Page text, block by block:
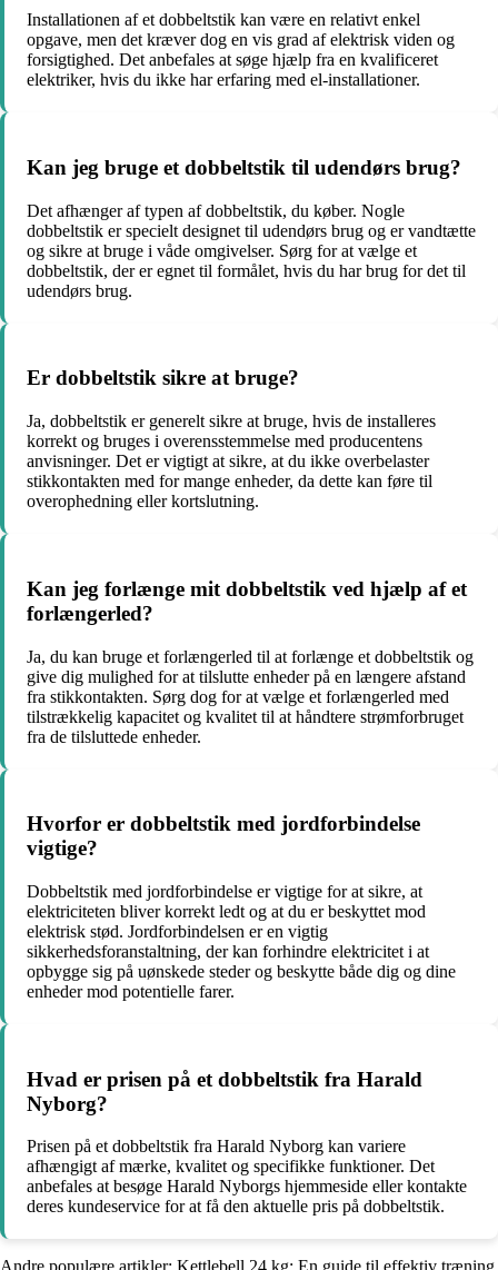
Installationen af et dobbeltstik kan være en relativt enkel
opgave, men det kræver dog en vis grad af elektrisk viden og
forsigtighed. Det anbefales at søge hjælp fra en kvalificeret
elektriker, hvis du ikke har erfaring med el-installationer.
Kan jeg bruge et dobbeltstik til udendørs brug?
Det afhænger af typen af dobbeltstik, du køber. Nogle
dobbeltstik er specielt designet til udendørs brug og er vandtætte
og sikre at bruge i våde omgivelser. Sørg for at vælge et
dobbeltstik, der er egnet til formålet, hvis du har brug for det til
udendørs brug.
Er dobbeltstik sikre at bruge?
Ja, dobbeltstik er generelt sikre at bruge, hvis de installeres
korrekt og bruges i overensstemmelse med producentens
anvisninger. Det er vigtigt at sikre, at du ikke overbelaster
stikkontakten med for mange enheder, da dette kan føre til
overophedning eller kortslutning.
Kan jeg forlænge mit dobbeltstik ved hjælp af et
forlængerled?
Ja, du kan bruge et forlængerled til at forlænge et dobbeltstik og
give dig mulighed for at tilslutte enheder på en længere afstand
fra stikkontakten. Sørg dog for at vælge et forlængerled med
tilstrækkelig kapacitet og kvalitet til at håndtere strømforbruget
fra de tilsluttede enheder.
Hvorfor er dobbeltstik med jordforbindelse
vigtige?
Dobbeltstik med jordforbindelse er vigtige for at sikre, at
elektriciteten bliver korrekt ledt og at du er beskyttet mod
elektrisk stød. Jordforbindelsen er en vigtig
sikkerhedsforanstaltning, der kan forhindre elektricitet i at
opbygge sig på uønskede steder og beskytte både dig og dine
enheder mod potentielle farer.
Hvad er prisen på et dobbeltstik fra Harald
Nyborg?
Prisen på et dobbeltstik fra Harald Nyborg kan variere
afhængigt af mærke, kvalitet og specifikke funktioner. Det
anbefales at besøge Harald Nyborgs hjemmeside eller kontakte
deres kundeservice for at få den aktuelle pris på dobbeltstik.